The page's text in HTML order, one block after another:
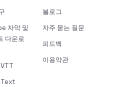
자막 및
다운로
블로그
자주 묻는 질문
피드백
이용약관